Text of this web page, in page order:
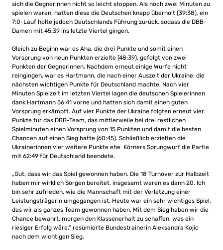
sich die Gegnerinnen nicht so leicht stoppen. Als noch zwei Minuten zu
spielen waren, hatten diese die Deutschen knapp überholt (39:38), ein
7:0-Lauf holte jedoch Deutschlands Führung zurück, sodass die DBB-
Damen mit 45:39 ins letzte Viertel gingen.
Gleich zu Beginn war es Aha, die drei Punkte und somit einen
Vorsprung von neun Punkten erzielte (48:39), gefolgt von zwei
Punkten der Gegnerinnen. Nachdem erneut einige Wurfe nicht
reingingen, war es Hartmann, die nach einer Auszeit der Ukraine, die
nächsten wichtigen Punkte für Deutschland machte. Nach vier
Minuten Spielzeit im letzten Viertel lagen die deutschen Spielerinnen
dank Hartmann 56:41 vorne und hatten sich damit einen guten
Vorsprung erkämpft. Auf vier Punkte der Ukraine folgten erneut vier
Punkte für das DBB-Team, das mittlerweile bei drei restlichen
Spielminuten einen Vorsprung von 15 Punkten und damit die besten
Chancen auf einen Sieg hatte (60:45). Schließlich erzielten die
Ukrainerinnen vier weitere Punkte ehe Körners Sprungwurf die Partie
mit 62:49 für Deutschland beendete.
„Gut, dass wir das Spiel gewonnen haben. Die 18 Turnover zur Halbzeit
haben mir wirklich Sorgen bereitet, insgesamt waren es dann 20. Ich
bin sehr zufrieden, wie die Mannschaft mit der Verletzung einer
Leistungsträgerin umgegangen ist. Heute war ein sehr wichtiges Spiel,
das wir als ganzes Team gewonnen haben. Mit dem Sieg haben wir die
Chance bewahrt, morgen den Klassenerhalt zu schaffen, was ein
riesiger Erfolg wäre.“ resümierte Bundestrainerin Aleksandra Kojic
nach dem wichtigen Sieg.